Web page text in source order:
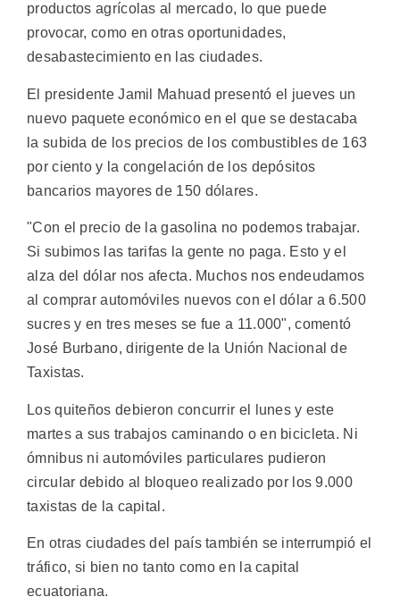
productos agrícolas al mercado, lo que puede
provocar, como en otras oportunidades,
desabastecimiento en las ciudades.
El presidente Jamil Mahuad presentó el jueves un
nuevo paquete económico en el que se destacaba
la subida de los precios de los combustibles de 163
por ciento y la congelación de los depósitos
bancarios mayores de 150 dólares.
"Con el precio de la gasolina no podemos trabajar.
Si subimos las tarifas la gente no paga. Esto y el
alza del dólar nos afecta. Muchos nos endeudamos
al comprar automóviles nuevos con el dólar a 6.500
sucres y en tres meses se fue a 11.000", comentó
José Burbano, dirigente de la Unión Nacional de
Taxistas.
Los quiteños debieron concurrir el lunes y este
martes a sus trabajos caminando o en bicicleta. Ni
ómnibus ni automóviles particulares pudieron
circular debido al bloqueo realizado por los 9.000
taxistas de la capital.
En otras ciudades del país también se interrumpió el
tráfico, si bien no tanto como en la capital
ecuatoriana.